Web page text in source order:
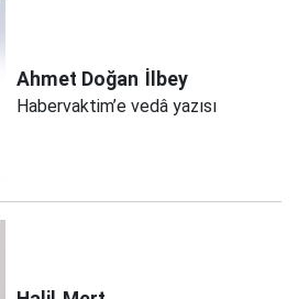
Ahmet Doğan İlbey
Habervaktim’e vedâ yazısı